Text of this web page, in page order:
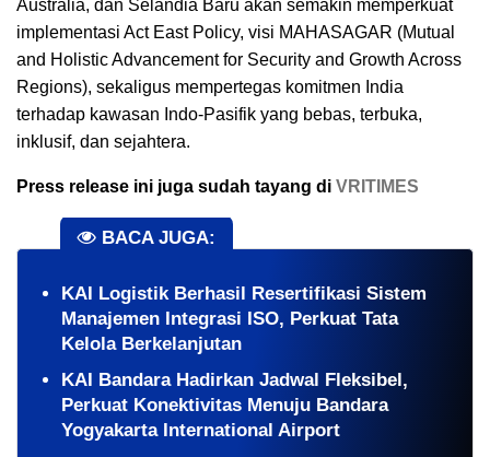
Australia, dan Selandia Baru akan semakin memperkuat
implementasi Act East Policy, visi MAHASAGAR (Mutual
and Holistic Advancement for Security and Growth Across
Regions), sekaligus mempertegas komitmen India
terhadap kawasan Indo-Pasifik yang bebas, terbuka,
inklusif, dan sejahtera.
Press release ini juga sudah tayang di VRITIMES
BACA JUGA:
KAI Logistik Berhasil Resertifikasi Sistem
Manajemen Integrasi ISO, Perkuat Tata
Kelola Berkelanjutan
KAI Bandara Hadirkan Jadwal Fleksibel,
Perkuat Konektivitas Menuju Bandara
Yogyakarta International Airport